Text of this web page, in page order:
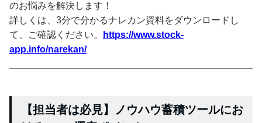
のお悩みを解決します！
詳しくは、3分で分かるナレカン資料をダウンロードし
て、ご確認ください。
https://www.stock-
app.info/narekan/
【担当者は必見】ノウハウ蓄積ツールにお